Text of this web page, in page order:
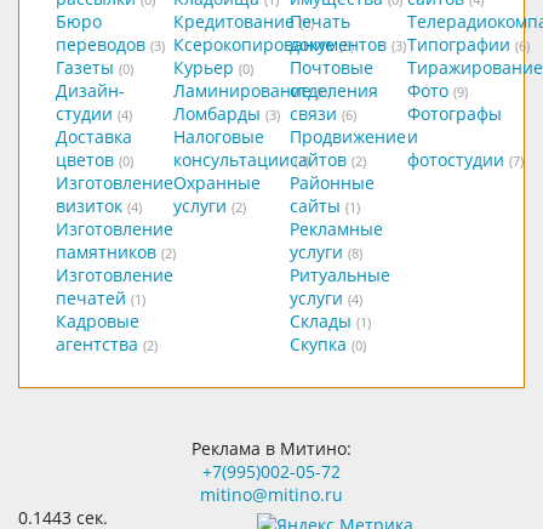
Бюро
переводов (3)
Газеты (0)
Дизайн-
студии (4)
Доставка
цветов (0)
Изготовление
визиток (4)
Изготовление
памятников (2)
Изготовление
печатей (1)
Кадровые
агентства (2)
Кредитование (0)
Ксерокопирование (8)
Курьер (0)
Ламинирование (0)
Ломбарды (3)
Налоговые
консультации (2)
Охранные
услуги (2)
Печать
документов (3)
Почтовые
отделения
связи (6)
Продвижение
сайтов (2)
Районные
сайты (1)
Рекламные
услуги (8)
Ритуальные
услуги (4)
Склады (1)
Скупка (0)
Типографии (6)
Тиражирование
Фото (9)
Фотографы
и
фотостудии (7)
Реклама в Митино:
+7(995)002-05-72
mitino@mitino.ru
0.1443 сек.